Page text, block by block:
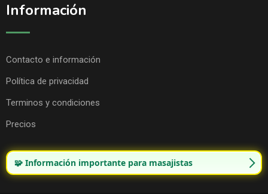
Información
Contacto e información
Política de privacidad
Terminos y condiciones
Precios
🧩 Información importante para masajistas